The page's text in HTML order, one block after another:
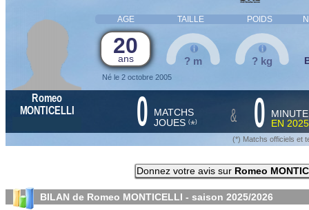
AGE TAILLE POIDS
20
ans
Né le 2 octobre 2005
? m ? kg
Romeo
MONTICELLI
0 MATCHS
JOUES (*) & 0
EN
(*) Matchs officiels et
Donnez votre avis sur Romeo
BILAN de Romeo MONTICELLI - saison 2025/2026